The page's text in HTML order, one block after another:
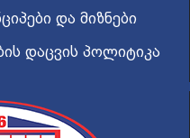
და მიზნები
დაცვის პოლიტიკა